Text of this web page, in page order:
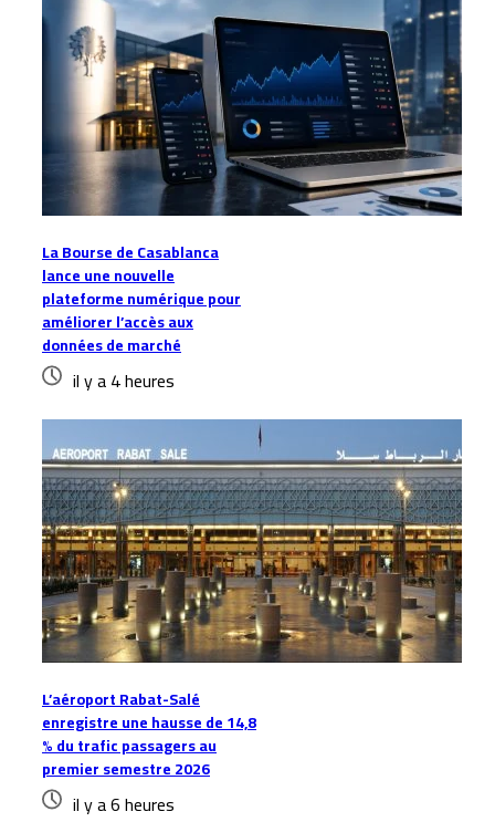
La Bourse de Casablanca
lance une nouvelle
plateforme numérique pour
améliorer l’accès aux
données de marché
il y a 4 heures
L’aéroport Rabat-Salé
enregistre une hausse de 14,8
% du trafic passagers au
premier semestre 2026
il y a 6 heures